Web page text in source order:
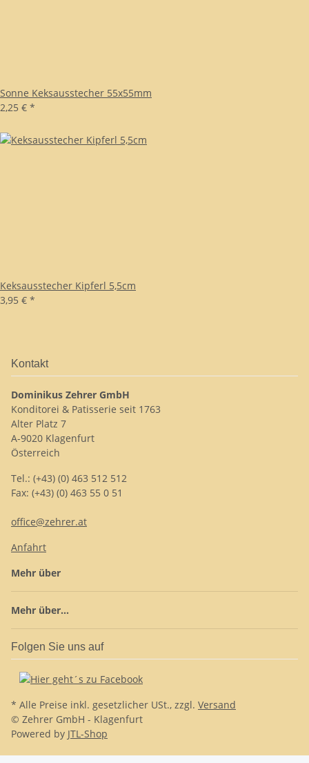
Sonne Keksausstecher 55x55mm
2,25 € *
Keksausstecher Kipferl 5,5cm
3,95 € *
Kontakt
Dominikus Zehrer GmbH
Konditorei & Patisserie seit 1763
Alter Platz 7
A-9020 Klagenfurt
Österreich
Tel.: (+43) (0) 463 512 512
Fax: (+43) (0) 463 55 0 51
office@zehrer.at
Anfahrt
Mehr über
Mehr über...
Folgen Sie uns auf
* Alle Preise inkl. gesetzlicher USt., zzgl. Versand
© Zehrer GmbH - Klagenfurt
Powered by JTL-Shop